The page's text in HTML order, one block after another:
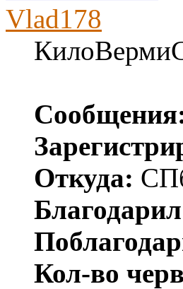
Vlad178
Откуда:
Кол-во